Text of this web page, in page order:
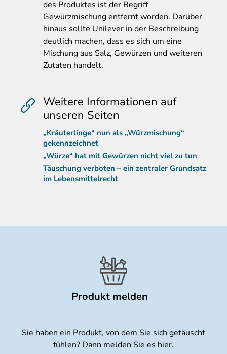
des Produktes ist der Begriff
Gewürzmischung entfernt worden. Darüber
hinaus sollte Unilever in der Beschreibung
deutlich machen, dass es sich um eine
Mischung aus Salz, Gewürzen und weiteren
Zutaten handelt.
Weitere Informationen auf
unseren Seiten
„Kräuterlinge“ nun als „Würzmischung“
gekennzeichnet
„Würze“ hat mit Gewürzen nicht viel zu tun
Täuschung verboten – ein zentraler Grundsatz
im Lebensmittelrecht
Produkt melden
Sie haben ein Produkt, von dem Sie sich getäuscht
fühlen? Dann melden Sie es hier.